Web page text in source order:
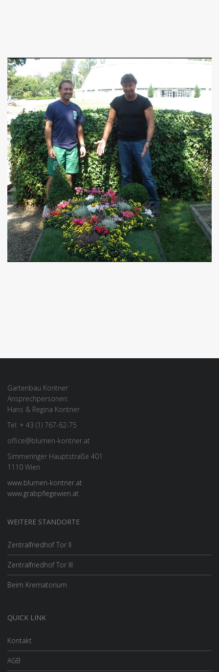
Gartenbau Kontner
Ansprechpersonen:
Hans & Regina Kontner
Tel: + 43 (1) 767-62-75
office@blumen-kontner.at
Simmeringer Hauptstraße 401
1110 Wien
www.blumen-kontner.at
www.grabpflegewien.at
WEITERE STANDORTE
Zentralfriedhof Tor II
Zentralfriedhof Tor III
Beim Krematorium
QUICK LINK
Kontakt
AGB